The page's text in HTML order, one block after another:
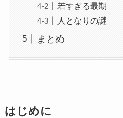
若すぎる最期
人となりの謎
まとめ
はじめに